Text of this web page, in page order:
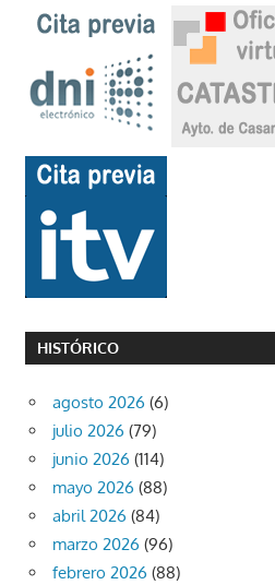
HISTÓRICO
agosto 2026 (6)
julio 2026 (79)
junio 2026 (114)
mayo 2026 (88)
abril 2026 (84)
marzo 2026 (96)
febrero 2026 (88)